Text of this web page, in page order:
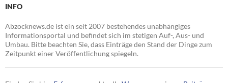
INFO
Abzocknews.de ist ein seit 2007 bestehendes unabhängiges
Informationsportal und befindet sich im stetigen Auf-, Aus- und
Umbau. Bitte beachten Sie, dass Einträge den Stand der Dinge zum
Zeitpunkt einer Veröffentlichung spiegeln.